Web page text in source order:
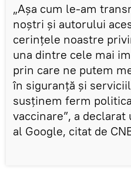
„Așa cum le-am
noștri și autorului
cerințele noastre
una dintre cele mai
prin care ne putem
în siguranță și
susţinem ferm
vaccinare”, a
al Google, citat de